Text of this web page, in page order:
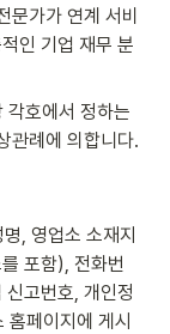
문가가 연계 서비
인 기업 재무 분
호에서 정하는
관례에 의합니다.
, 영업소 소재지
포함), 전화번
신고번호, 개인정
페이지에 게시